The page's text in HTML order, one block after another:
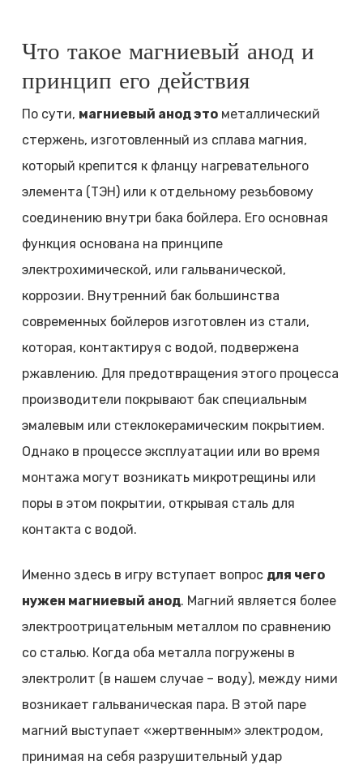
Что такое магниевый анод и
принцип его действия
По сути, магниевый анод этометаллический
стержень, изготовленный из сплава магния,
который крепится к фланцу нагревательного
элемента (ТЭН) или к отдельному резьбовому
соединению внутри бака бойлера. Его основная
функция основана на принципе
электрохимической, или гальванической,
коррозии. Внутренний бак большинства
современных бойлеров изготовлен из стали,
которая, контактируя с водой, подвержена
ржавлению. Для предотвращения этого процесса
производители покрывают бак специальным
эмалевым или стеклокерамическим покрытием.
Однако в процессе эксплуатации или во время
монтажа могут возникать микротрещины или
поры в этом покрытии, открывая сталь для
контакта с водой.
Именно здесь в игру вступает вопрос для чего
нужен магниевый анод. Магний является более
электроотрицательным металлом по сравнению
со сталью. Когда оба металла погружены в
электролит (в нашем случае – воду), между ними
возникает гальваническая пара. В этой паре
магний выступает «жертвенным» электродом,
принимая на себя разрушительный удар